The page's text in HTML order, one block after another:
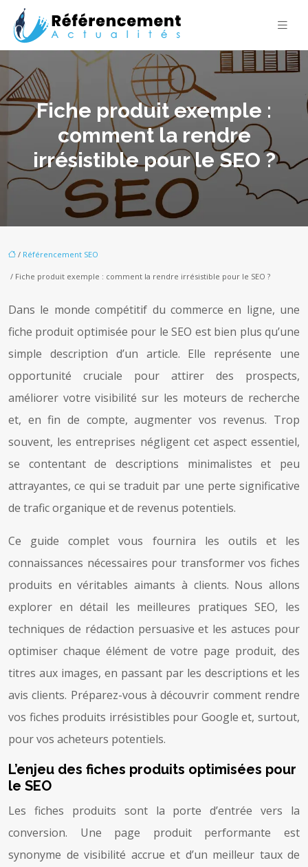
Fiche produit exemple :
comment la rendre
irrésistible pour le SEO ?
/ Référencement SEO
/ Fiche produit exemple : comment la rendre irrésistible pour le SEO ?
Dans le monde compétitif du commerce en ligne, une
fiche produit optimisée pour le SEO est bien plus qu’une
simple description d’un article. Elle représente une
opportunité cruciale pour attirer des prospects,
améliorer votre visibilité sur les moteurs de recherche
et, en fin de compte, augmenter vos revenus. Trop
souvent, les entreprises négligent cet aspect essentiel,
se contentant de descriptions minimalistes et peu
attrayantes, ce qui se traduit par une perte significative
de trafic organique et de revenus potentiels.
Ce guide complet vous fournira les outils et les
connaissances nécessaires pour transformer vos fiches
produits en véritables aimants à clients. Nous allons
explorer en détail les meilleures pratiques SEO, les
techniques de rédaction persuasive et les astuces pour
optimiser chaque élément de votre page produit, des
titres aux images, en passant par les descriptions et les
avis clients. Préparez-vous à découvrir comment rendre
vos fiches produits irrésistibles pour Google et, surtout,
pour vos acheteurs potentiels.
L’enjeu des fiches produits optimisées pour
le SEO
Les fiches produits sont la porte d’entrée vers la
conversion. Une page produit performante est
synonyme de visibilité accrue et d’un meilleur taux de